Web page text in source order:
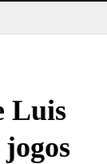
Luis